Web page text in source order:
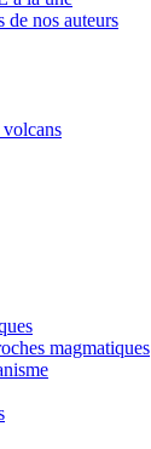
de nos auteurs
magmatiques